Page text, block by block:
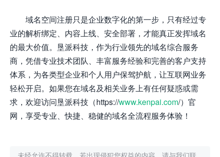
域名空间注册只是企业数字化的第一步，只有经过专
业的解析绑定、内容上线、安全部署，才能真正发挥域名
的最大价值。垦派科技，作为行业领先的域名综合服务
商，凭借专业技术团队、丰富服务经验和完善的客户支持
体系，为各类型企业和个人用户保驾护航，让互联网业务
轻松开启。如果您在域名及相关业务上有任何疑惑或需
求，欢迎访问垦派科技（https://www.kenpai.com/）官
网，享受专业、快捷、稳健的域名全流程服务体验！
未经允许不得转载，若出现侵犯您权益的内容，请与我们联